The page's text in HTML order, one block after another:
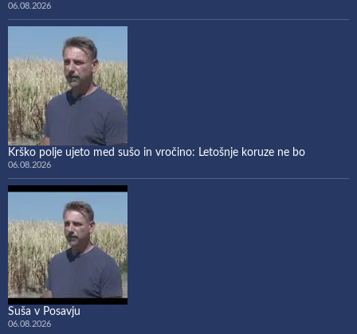
06.08.2026
Krško polje ujeto med sušo in vročino: Letošnje koruze ne bo
06.08.2026
Suša v Posavju
06.08.2026